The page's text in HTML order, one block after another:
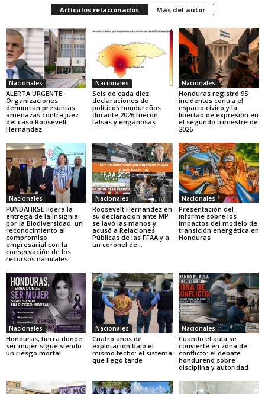
Artículos relacionados Más del autor
Nacionales
ALERTA URGENTE:
Organizaciones
denuncian presuntas
amenazas contra juez
del caso Roosevelt
Hernández
Nacionales
Seis de cada diez
declaraciones de
políticos hondureños
durante 2026 fueron
falsas y engañosas
Nacionales
Honduras registró 95
incidentes contra el
espacio cívico y la
libertad de expresión en
el segundo trimestre de
2026
Nacionales
FUNDAHRSE lidera la
entrega de la Insignia
por la Biodiversidad, un
reconocimiento al
compromiso
empresarial con la
conservación de los
recursos naturales
Nacionales
Roosevelt Hernández en
su declaración ante MP
se lavó las manos y
acusó a Relaciones
Públicas de las FFAA y a
un coronel de...
Nacionales
Presentación del
informe sobre los
impactos del modelo de
transición energética en
Honduras
Nacionales
Honduras, tierra donde
ser mujer sigue siendo
un riesgo mortal
Nacionales
Cuatro años de
explotación bajo el
mismo techo: el sistema
que llegó tarde
Nacionales
Cuando el aula se
convierte en zona de
conflicto: el debate
hondureño sobre
disciplina y autoridad